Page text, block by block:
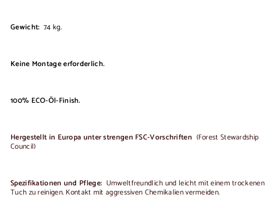
Gewicht: 74 kg.
Keine Montage erforderlich.
100% ECO-Öl-Finish.
Hergestellt in Europa unter strengen FSC-Vorschriften (Forest Stewardship
Council)
Spezifikationen und Pflege: Umweltfreundlich und leicht mit einem trockenen
Tuch zu reinigen. Kontakt mit aggressiven Chemikalien vermeiden.